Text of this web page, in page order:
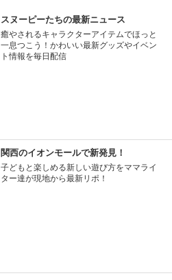
スヌーピーたちの最新ニュース
癒やされるキャラクターアイテムでほっと
一息つこう！かわいい最新グッズやイベン
ト情報を毎日配信
関西のイオンモールで新発見！
子どもと楽しめる新しい遊び方をママライ
ター達が現地から最新リポ！